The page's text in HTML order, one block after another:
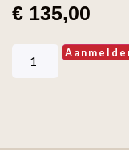
€ 135,00